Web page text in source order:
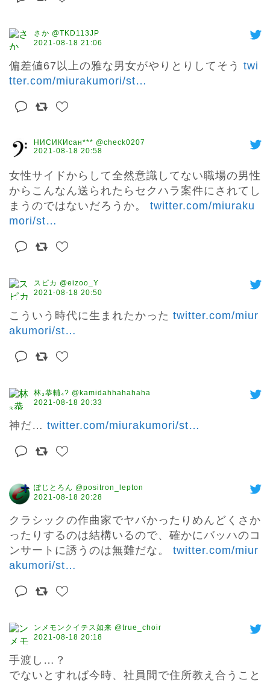
さか @TKD113JP
2021-08-18 21:06
偏差値67以上の雅な男女がやりとりしてそう twi
tter.com/miurakumori/st…
НИСИКИсан*** @check0207
2021-08-18 20:58
女性サイドからして全然意識してない職場の男性
からこんなん送られたらセクハラ案件にされてし
まうのではないだろうか。 twitter.com/miuraku
mori/st…
スピカ @eizoo_Y
2021-08-18 20:50
こういう時代に生まれたかった twitter.com/miur
akumori/st…
林₃恭輔₄? @kamidahhahahaha
2021-08-18 20:33
神だ… twitter.com/miurakumori/st…
ぽじとろん @positron_lepton
2021-08-18 20:28
クラシックの作曲家でヤバかったりめんどくさか
ったりするのは結構いるので、確かにバッハのコ
ンサートに誘うのは無難だな。 twitter.com/miur
akumori/st…
ンメモンクイテス如来 @true_choir
2021-08-18 20:18
手渡し…？
でないとすれば今時、社員間で住所教え合うこと